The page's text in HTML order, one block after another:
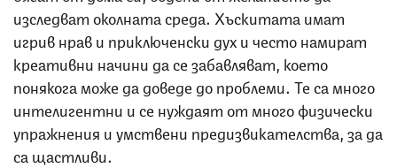
изследват околната среда. Хъскитата имат
игрив нрав и приключенски дух и често намират
креативни начини да се забавляват, което
понякога може да доведе до проблеми. Те са много
интелигентни и се нуждаят от много физически
упражнения и умствени предизвикателства, за да
са щастливи.